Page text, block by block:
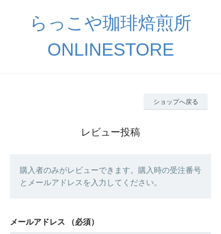
らっこや珈琲焙煎所
ONLINESTORE
ショップへ戻る
レビュー投稿
購入者のみがレビューできます。購入時の受注番号
とメールアドレスを入力してください。
メールアドレス （必須）